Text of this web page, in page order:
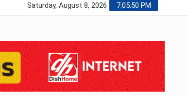
7:05:51 PM
Saturday, August 8, 2026